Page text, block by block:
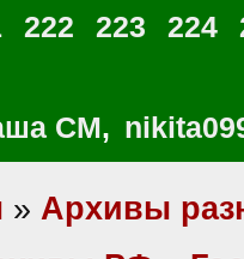
222 223 224
СМ,
» Архивы